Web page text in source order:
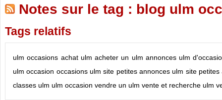
Notes sur le tag : blog ulm
Tags relatifs
ulm occasions achat ulm acheter un ulm annonces ulm
ulm occasion occasions ulm site petites annonces ulm site petites
classes ulm ulm occasion vendre un ulm vente et recherche ulm